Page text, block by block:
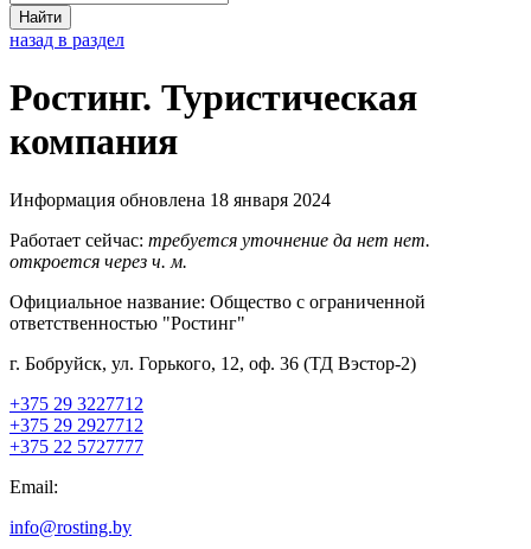
Найти
назад в раздел
Ростинг. Туристическая
компания
Информация обновлена 18 января 2024
Работает сейчас: требуется уточнение да нет нет.
откроется через ч. м.
Официальное название: Общество с ограниченной
ответственностью "Ростинг"
г. Бобруйск, ул. Горького, 12, оф. 36 (ТД Вэстор-2)
+375 29 3227712
+375 29 2927712
+375 22 5727777
Email:
info@rosting.by